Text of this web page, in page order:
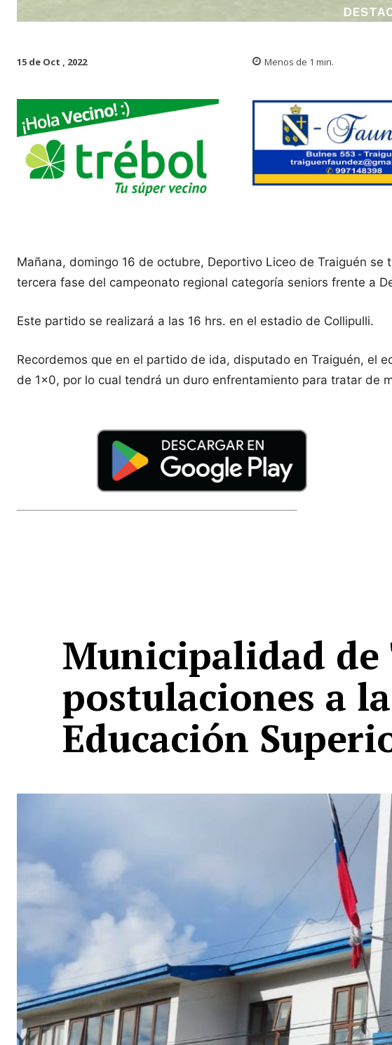
15 de Oct , 2022 Menos de 1 min.
Mañana, domingo 16 de octubre, Deportivo Liceo de Traiguén
tercera fase del campeonato regional categoría seniors frente a
Este partido se realizará a las 16 hrs. en el estadio de Collipulli.
Recordemos que en el partido de ida, disputado en Traiguén, el
de 1×0, por lo cual tendrá un duro enfrentamiento para tratar de